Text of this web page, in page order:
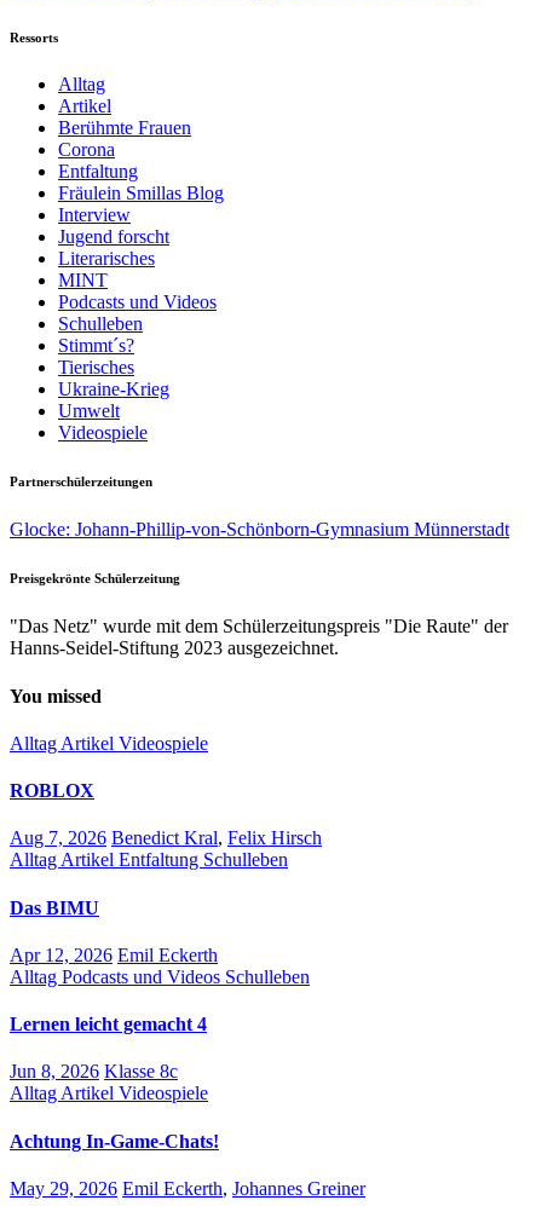
Ressorts
Alltag
Artikel
Berühmte Frauen
Corona
Entfaltung
Fräulein Smillas Blog
Interview
Jugend forscht
Literarisches
MINT
Podcasts und Videos
Schulleben
Stimmt´s?
Tierisches
Ukraine-Krieg
Umwelt
Videospiele
Partnerschülerzeitungen
Glocke: Johann-Phillip-von-Schönborn-Gymnasium Münnerstadt
Preisgekrönte Schülerzeitung
"Das Netz" wurde mit dem Schülerzeitungspreis "Die Raute" der
Hanns-Seidel-Stiftung 2023 ausgezeichnet.
You missed
Alltag Artikel Videospiele
ROBLOX
Aug 7, 2026 Benedict Kral, Felix Hirsch
AlltagArtikel Entfaltung Schulleben
Das BIMU
Apr 12, 2026 Emil Eckerth
Alltag Podcasts und Videos Schulleben
Lernen leicht gemacht 4
Jun 8, 2026 Klasse 8c
AlltagArtikel Videospiele
Achtung In-Game-Chats!
May 29, 2026 Emil Eckerth, Johannes Greiner